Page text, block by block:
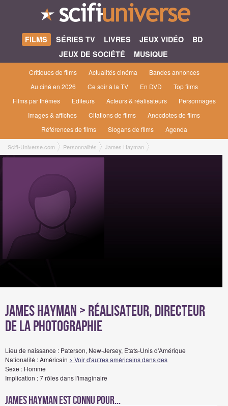
FILMS SÉRIES TV LIVRES JEUX VIDÉO
BD
JEUX DE SOCIÉTÉ
MUSIQUE
Critiques de films Actualités cinéma
Bandes annonces
Au ciné en 2026
Ce soir à la TV En DVD
Top films
Films par thèmes
Editeurs Acteurs & réalisateurs
Personnages
Images & affiches
Citations de films
Anecdotes de films
Références de films
Slogans de films Agenda
Scifi-Universe.com Personnalités James Hayman
James Hayman> Réalisateur, Directeur
de la photographie
Lieu de naissance : Paterson, New-Jersey, Etats-Unis d'Amérique
Nationalité : Américain > Voir d'autres américains dans des
Sexe : Homme
Implication : 7 rôles dans l'imaginaire
James Hayman est connu pour...